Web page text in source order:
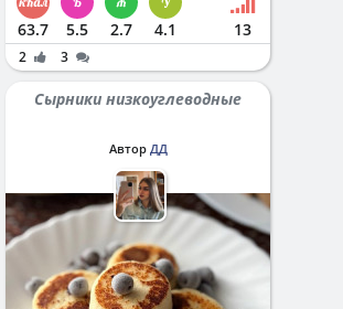
63.7 5.5 2.7 4.1 13
2 3
Сырники низкоуглеводные
Автор ДД